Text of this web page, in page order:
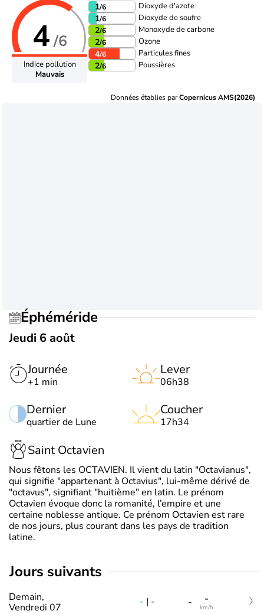
4/6
Indice pollution
Mauvais
1/6 Dioxyde d'azote
1/6 Dioxyde de soufre
2/6 Monoxyde de carbone
2/6 Ozone
4/6 Particules fines
2/6 Poussières
Données établies parCopernicus AMS(2026)
Éphéméride
Jeudi 6 août
Journée
+1 min
Dernier
quartier de Lune
Lever
06h38
Coucher
17h34
Saint Octavien
Nous fêtons les OCTAVIEN. Il vient du latin "Octavianus",
qui signifie "appartenant à Octavius", lui-même dérivé de
"octavus", signifiant "huitième" en latin. Le prénom
Octavien évoque donc la romanité, l’empire et une
certaine noblesse antique. Ce prénom Octavien est rare
de nos jours, plus courant dans les pays de tradition
latine.
jours suivants
Demain,
Vendredi 07
- | - - -
km/h